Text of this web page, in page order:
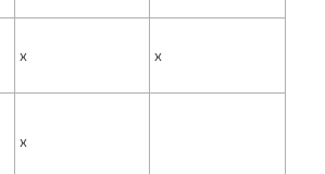
x x
x